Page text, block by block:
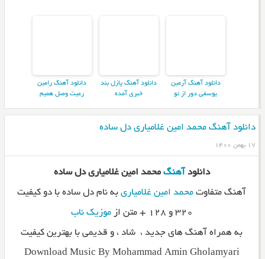
دانلود آهنگ آرمین
یوسفی دور از تو
دانلود آهنگ پازل بند
خبری آمده
دانلود آهنگ رامین
رعیت وصل همیم
دانلود آهنگ محمد امین غلامیاری دل ساده
۱۷ بهمن ۱۴۰۰
دانلود آهنگمحمد امین غلامیاری دل ساده
آهنگ متفاوت محمد امین غلامیاریبه نام دل ساده با دو کیفیت
۳۲۰ و ۱۲۸ + متن از
موزیک ناب
به همراه آهنگ های جدید ، شاد ، و قدیمی با بهترین کیفیت
Download Music By Mohammad Amin Gholamyari